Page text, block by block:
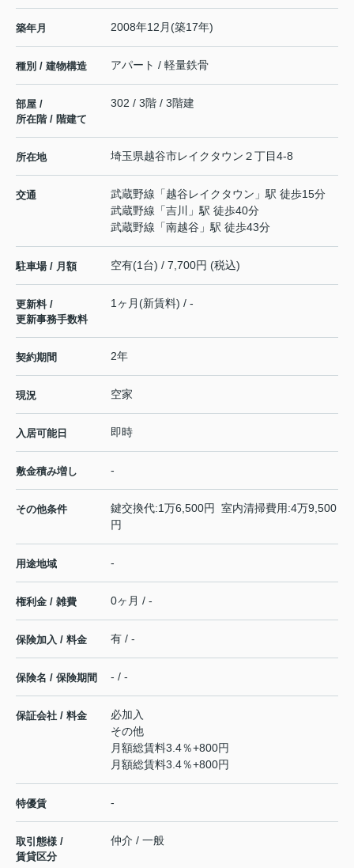
築年月 2008年12月(築17年)
種別 / 建物構造 アパート / 軽量鉄骨
部屋 /
所在階 / 階建て
302 / 3階 / 3階建
所在地 埼玉県越谷市レイクタウン ２丁目4-8
交通 武蔵野線 「越谷レイクタウン 」駅 徒歩15分
武蔵野線 「吉川
」駅 徒歩40分
武蔵野線 「南越谷 」駅 徒歩43分
駐車場 / 月額 空有(1台) / 7,700円 (税込)
更新料 /
更新事務手数料
1ヶ月(新賃料) / -
契約期間 2年
現況 空家
入居可能日 即時
敷金積み増し -
その他条件
鍵交換代:1万6,500円 室内清掃費用:4万9,500
円
用途地域 -
権利金 / 雑費 0ヶ月 / -
保険加入 / 料金 有 / -
保険名 / 保険期間 - / -
保証会社 / 料金
必加入
その他
月額総賃料3.4％+800円
月額総賃料3.4％+800円
特優賃 -
取引態様 /
賃貸区分
仲介 / 一般